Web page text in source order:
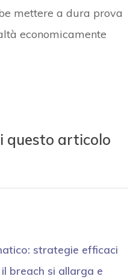
mettere a dura prova
economicamente
questo articolo
strategie efficaci
breach si allarga e